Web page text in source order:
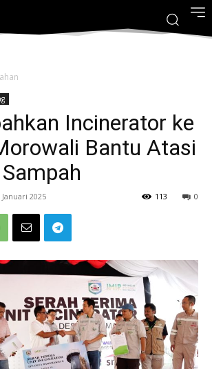
Incinerator ke
Bantu Atasi
Januari 2025 0
113